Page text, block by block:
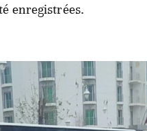
enregistrées.